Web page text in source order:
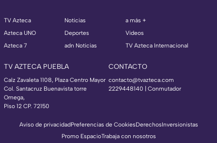
TV Azteca
Azteca UNO
Azteca 7
Noticias
Deportes
adn Noticias
a más +
Videos
TV Azteca Internacional
TV AZTECA PUEBLA
Calz Zavaleta 1108, Plaza Centro Mayor
Col. Santacruz Buenavista torre
Omega,
Piso 12 CP. 72150
CONTACTO
contacto@tvazteca.com
2229448140 | Conmutador
Aviso de privacidadPreferencias de CookiesDerechosInversionistas
Promo EspacioTrabaja con nosotros